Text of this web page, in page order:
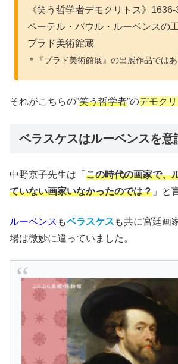
《笑う哲学者デモクリトス》
ペーテル・パウル・ルーベンスの
プラド美術館蔵
＊『プラド美術館展』の出展作品では
それがこちらの”笑う哲学者”のデモク
ベラスケスはルーベンスを意
中野京子先生は「 この時代の画家で、
ていない画家いなかったのでは？ 」と
ルーベンス もベラスケス も共に宮廷画
場は微妙に違っていました。